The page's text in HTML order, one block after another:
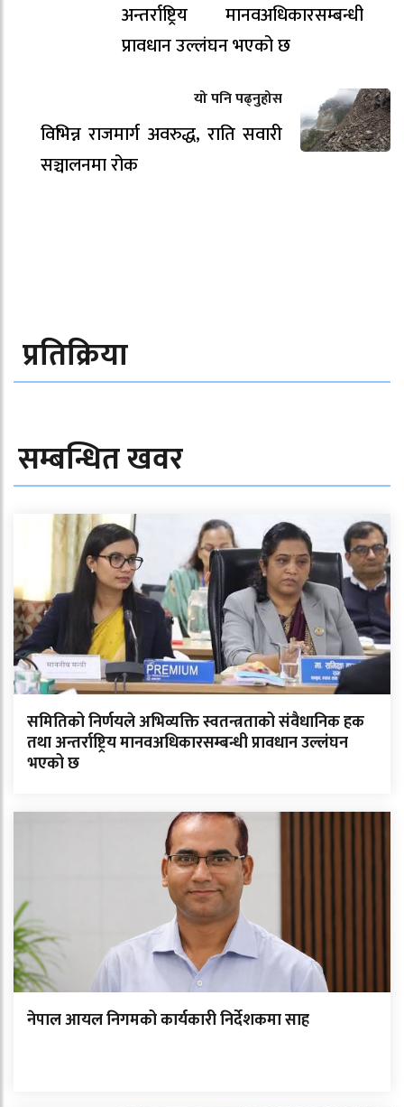
अन्तर्राष्ट्रिय मानवअधिकारसम्बन्धी
प्रावधान उल्लंघन भएको छ
यो पनि पढ्नुहोस
विभिन्न राजमार्ग अवरुद्ध, राति सवारी
सञ्चालनमा रोक
प्रतिक्रिया
सम्बन्धित खवर
समितिको निर्णयले अभिव्यक्ति स्वतन्त्रताको संवैधानिक हक
तथा अन्तर्राष्ट्रिय मानवअधिकारसम्बन्धी प्रावधान उल्लंघन
भएको छ
नेपाल आयल निगमको कार्यकारी निर्देशकमा साह